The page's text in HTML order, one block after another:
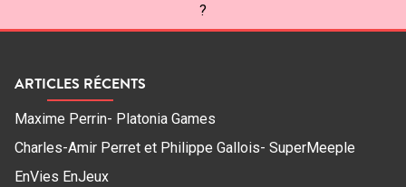
?
ARTICLES RÉCENTS
Maxime Perrin- Platonia Games
Charles-Amir Perret et Philippe Gallois- SuperMeeple
EnVies EnJeux